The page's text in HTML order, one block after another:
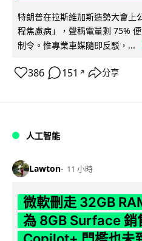
特朗普在拉斯維加斯造勢大會上
程焦慮病」，聲稱電量剩 75%
制令。惟專業車媒隨即反駁，...
386 151 ↗ 分享
人工智能
Lawton 11 小時
微軟刪走 32GB
為 8GB Surface 銷